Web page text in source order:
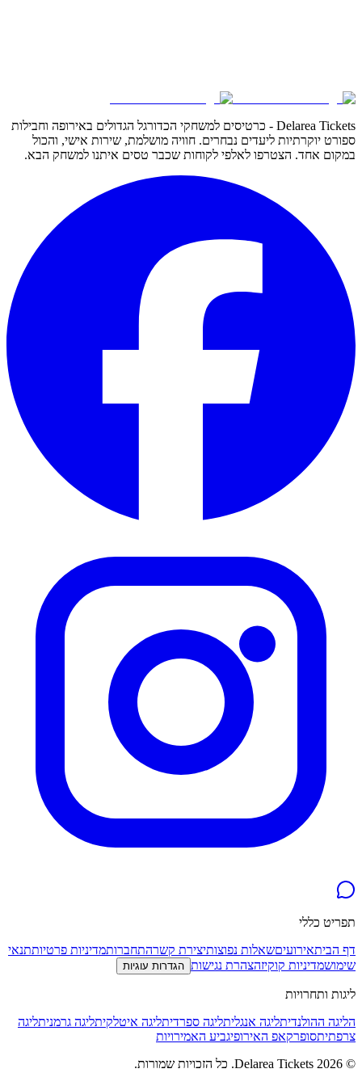
Delarea Tickets - כרטיסים למשחקי הכדורגל הגדולים באירופה וחבילות
ספורט יוקרתיות ליעדים נבחרים. חוויה מושלמת, שירות אישי, והכול
במקום אחד. הצטרפו לאלפי לקוחות שכבר טסים איתנו למשחק הבא.
תפריט כללי
דף הביתאירועיםשאלות נפוצותיצירת קשרהתחברותמדיניות פרטיותתנאי
שימושמדיניות קוקיזהצהרת נגישות הגדרות עוגיות
ליגות ותחרויות
הליגה ההולנדיתליגה אנגליתליגה ספרדיתליגה איטלקיתליגה גרמניתליגה
צרפתיתסופרקאפ האירופיגביע האמירויות
©
2026
Delarea Tickets
. כל הזכויות שמורות.